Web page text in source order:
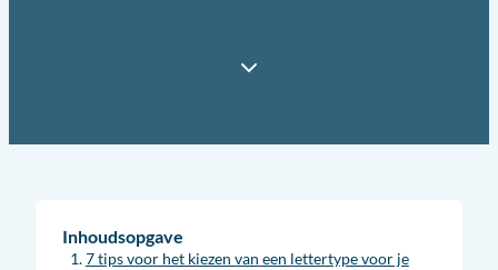
Inhoudsopgave
7 tips voor het kiezen van een lettertype voor je